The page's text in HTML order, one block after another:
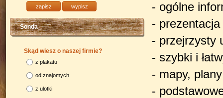
Sonda
Skąd wiesz o naszej firmie?
z plakatu
od znajomych
z ulotki
- ogólne
-
- przejrzysty
- szybki i
- mapy,
-